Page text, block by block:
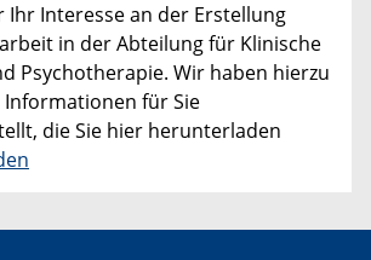
Ihr Interesse an der Erstellung
in der Abteilung für Klinische
Psychotherapie. Wir haben hierzu
Informationen für Sie
die Sie hier herunterladen